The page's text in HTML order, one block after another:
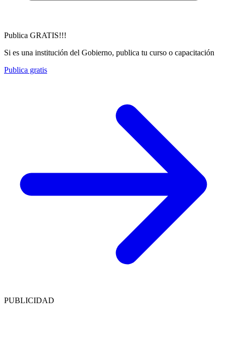
Publica GRATIS!!!
Si es una institución del Gobierno, publica tu curso o capacitación
Publica gratis
PUBLICIDAD